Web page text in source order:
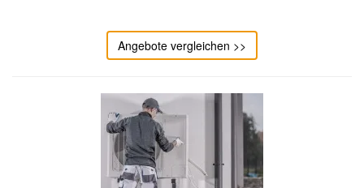
Angebote vergleichen >>